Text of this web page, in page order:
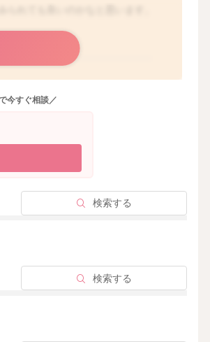
今すぐ相談／
検索する
検索する